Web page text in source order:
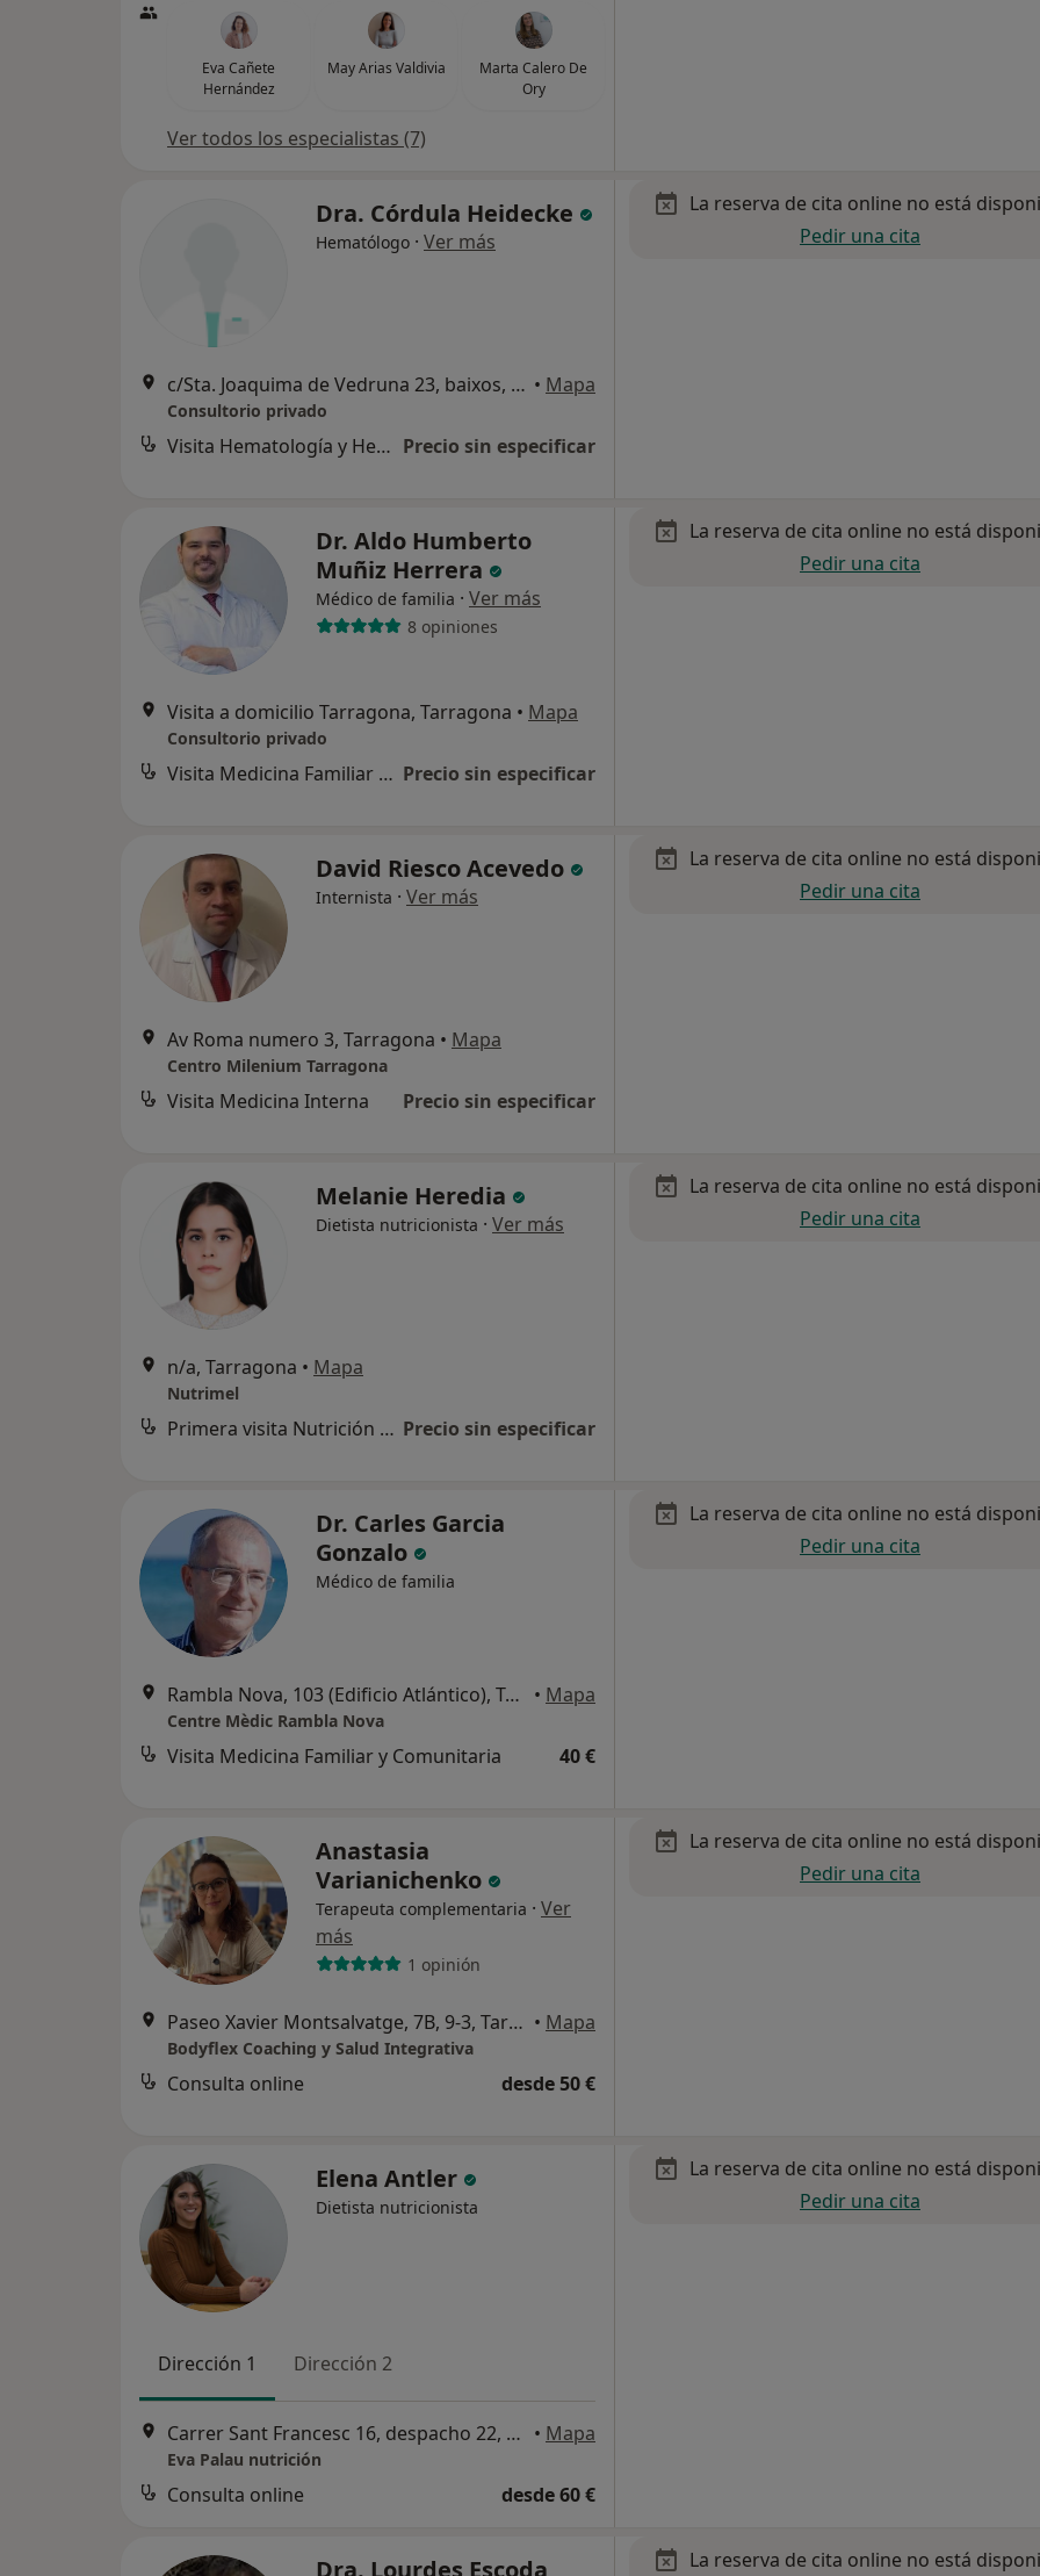
Eva Cañete
Hernández
May Arias Valdivia
Marta Calero De
Ory
Ver todos los especialistas (7)
Dra. Córdula Heidecke
Hematólogo · Ver más
c/Sta. Joaquima de Vedruna 23, baixos, Tarragona • Mapa
Consultorio privado
Visita Hematología y Hemoterapia Precio sin especificar
La reserva de cita online no está
Pedir una cita
Dr. Aldo Humberto
Muñiz Herrera
Médico de familia · Ver más
8 opiniones
Visita a domicilio Tarragona, Tarragona • Mapa
Consultorio privado
Visita Medicina Familiar y Comunitaria Precio sin especificar
La reserva de cita online no está
Pedir una cita
David Riesco Acevedo
Internista · Ver más
Av Roma numero 3, Tarragona • Mapa
Centro Milenium Tarragona
Visita Medicina Interna Precio sin especificar
La reserva de cita online no está
Pedir una cita
Melanie Heredia
Dietista nutricionista · Ver más
n/a, Tarragona • Mapa
Nutrimel
Primera visita Nutrición y Dietética Precio sin especificar
La reserva de cita online no está
Pedir una cita
Dr. Carles Garcia
Gonzalo
Médico de familia
Rambla Nova, 103 (Edificio Atlántico), Tarragona • Mapa
Centre Mèdic Rambla Nova
Visita Medicina Familiar y Comunitaria 40 €
La reserva de cita online no está
Pedir una cita
Anastasia
Varianichenko
Terapeuta complementaria · Ver
más
1 opinión
Paseo Xavier Montsalvatge, 7B, 9-3, Tarragona • Mapa
Bodyflex Coaching y Salud Integrativa
Consulta online desde 50 €
La reserva de cita online no está
Pedir una cita
Elena Antler
Dietista nutricionista
Dirección 1 Dirección 2
Carrer Sant Francesc 16, despacho 22, Tarragona • Mapa
Eva Palau nutrición
Consulta online desde 60 €
La reserva de cita online no está
Pedir una cita
Dra. Lourdes Escoda La reserva de cita online no está